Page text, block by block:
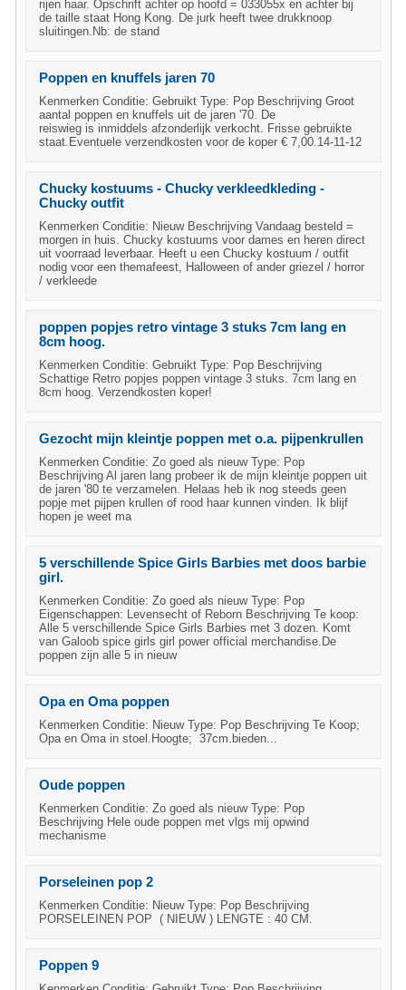
rijen haar. Opschrift achter op hoofd = 033055x en achter bij
de taille staat Hong Kong. De jurk heeft twee drukknoop
sluitingen.Nb: de stand
Poppen en knuffels jaren 70
Kenmerken Conditie: Gebruikt Type: Pop Beschrijving Groot
aantal poppen en knuffels uit de jaren '70. De
reiswieg is inmiddels afzonderlijk verkocht. Frisse gebruikte
staat.Eventuele verzendkosten voor de koper € 7,00.14-11-12
Chucky kostuums - Chucky verkleedkleding -
Chucky outfit
Kenmerken Conditie: Nieuw Beschrijving Vandaag besteld =
morgen in huis. Chucky kostuums voor dames en heren direct
uit voorraad leverbaar. Heeft u een Chucky kostuum / outfit
nodig voor een themafeest, Halloween of ander griezel / horror
/ verkleede
poppen popjes retro vintage 3 stuks 7cm lang en
8cm hoog.
Kenmerken Conditie: Gebruikt Type: Pop Beschrijving
Schattige Retro popjes poppen vintage 3 stuks. 7cm lang en
8cm hoog. Verzendkosten koper!
Gezocht mijn kleintje poppen met o.a. pijpenkrullen
Kenmerken Conditie: Zo goed als nieuw Type: Pop
Beschrijving Al jaren lang probeer ik de mijn kleintje poppen uit
de jaren '80 te verzamelen. Helaas heb ik nog steeds geen
popje met pijpen krullen of rood haar kunnen vinden. Ik blijf
hopen je weet ma
5 verschillende Spice Girls Barbies met doos barbie
girl.
Kenmerken Conditie: Zo goed als nieuw Type: Pop
Eigenschappen: Levensecht of Reborn Beschrijving Te koop:
Alle 5 verschillende Spice Girls Barbies met 3 dozen. Komt
van Galoob spice girls girl power official merchandise.De
poppen zijn alle 5 in nieuw
Opa en Oma poppen
Kenmerken Conditie: Nieuw Type: Pop Beschrijving Te Koop;
Opa en Oma in stoel.Hoogte; 37cm.bieden...
Oude poppen
Kenmerken Conditie: Zo goed als nieuw Type: Pop
Beschrijving Hele oude poppen met vlgs mij opwind
mechanisme
Porseleinen pop 2
Kenmerken Conditie: Nieuw Type: Pop Beschrijving
PORSELEINEN POP ( NIEUW ) LENGTE : 40 CM.
Poppen 9